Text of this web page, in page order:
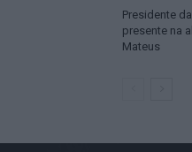
Presidente
presente na
Mateus